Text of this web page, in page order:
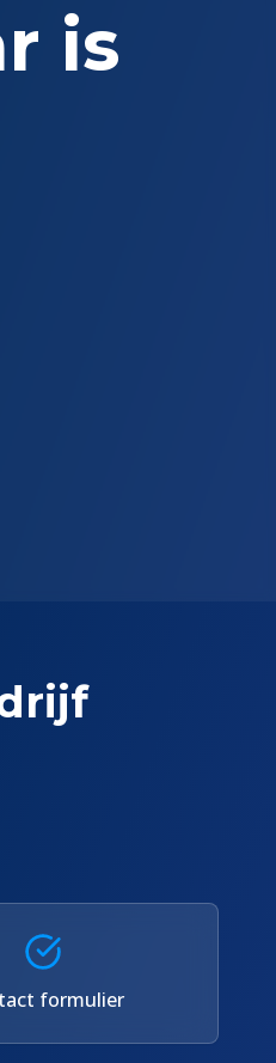
is
formulier